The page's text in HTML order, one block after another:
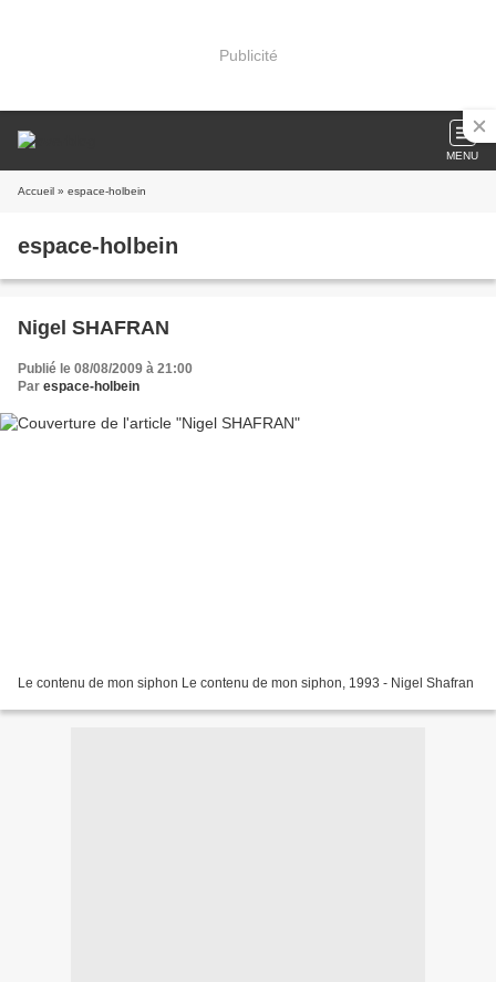
Publicité
MENU
Accueil » espace-holbein
espace-holbein
Nigel SHAFRAN
Publié le 08/08/2009 à 21:00
Par espace-holbein
Le contenu de mon siphon Le contenu de mon siphon, 1993 - Nigel Shafran